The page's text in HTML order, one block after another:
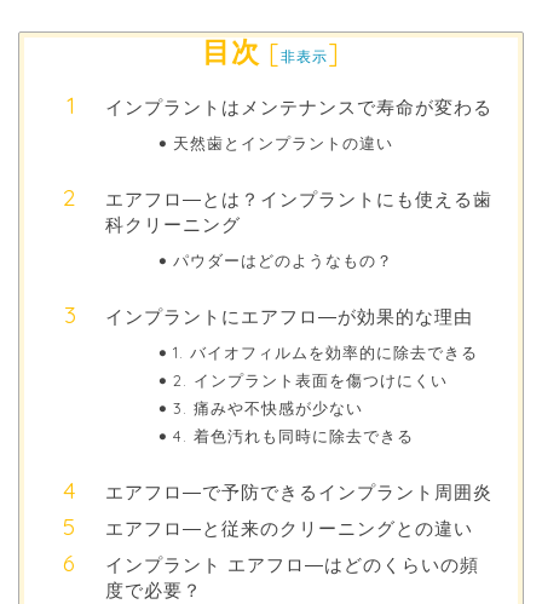
目次 [非表示]
インプラントはメンテナンスで寿命が変わる
天然歯とインプラントの違い
エアフロ―とは？インプラントにも使える歯
科クリーニング
パウダーはどのようなもの？
インプラントにエアフロ―が効果的な理由
1. バイオフィルムを効率的に除去できる
2. インプラント表面を傷つけにくい
3. 痛みや不快感が少ない
4. 着色汚れも同時に除去できる
エアフロ―で予防できるインプラント周囲炎
エアフロ―と従来のクリーニングとの違い
インプラント エアフロ―はどのくらいの頻
度で必要？